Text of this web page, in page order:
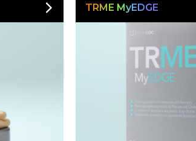
TRME MyEDGE